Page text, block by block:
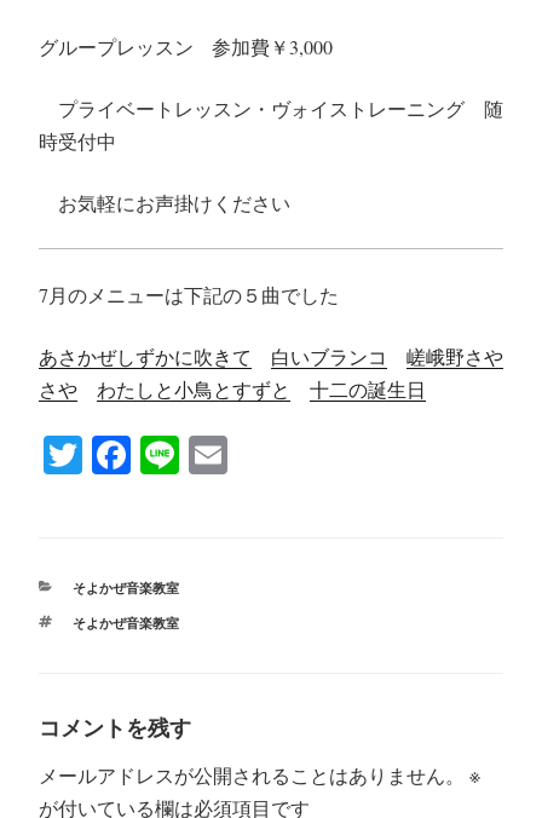
グループレッスン 参加費￥3,000
プライベートレッスン・ヴォイストレーニング 随
時受付中
お気軽にお声掛けください
7月のメニューは下記の５曲でした
あさかぜしずかに吹きて 白いブランコ
嵯峨野さや
さや
わたしと小鳥とすずと 十二の誕生日
T
r
Fa
ok
Li
カ
ゴ
そよかぜ音楽教室
タ
そよかぜ音楽教室
コメントを残す
メールアドレスが公開されることはありません。
※
が付いている欄は必須項目です